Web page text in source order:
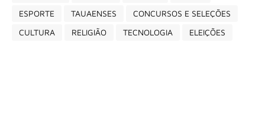
ESPORTE
TAUAENSES
CONCURSOS E SELEÇÕES
CULTURA
RELIGIÃO TECNOLOGIA ELEIÇÕES